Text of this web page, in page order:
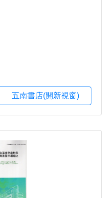
五南書店(開新視窗)